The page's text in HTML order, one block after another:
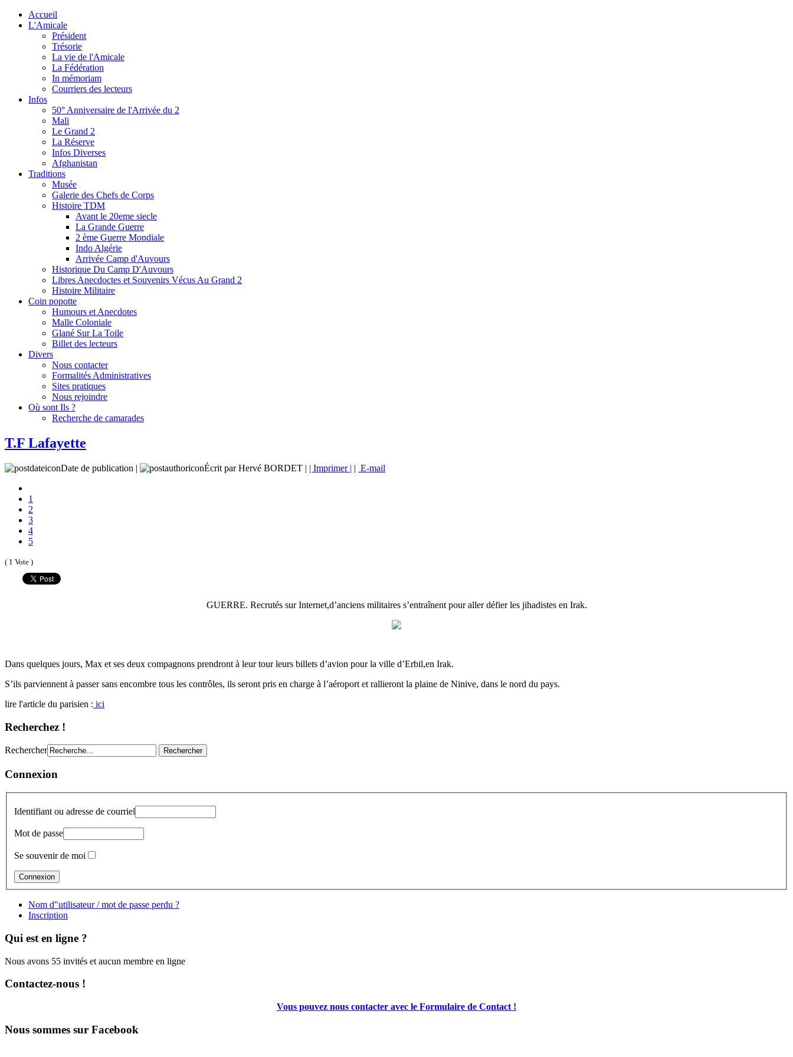
Accueil
L'Amicale
Président
Trésorie
La vie de l'Amicale
La Fédération
In mémoriam
Courriers des lecteurs
Infos
50° Anniversaire de l'Arrivée du 2
Mali
Le Grand 2
La Réserve
Infos Diverses
Afghanistan
Traditions
Musée
Galerie des Chefs de Corps
Histoire TDM
Avant le 20eme siecle
La Grande Guerre
2 ème Guerre Mondiale
Indo Algérie
Arrivée Camp d'Auvours
Historique Du Camp D'Auvours
Libres Anecdoctes et Souvenirs Vécus Au Grand 2
Histoire Militaire
Coin popotte
Humours et Anecdotes
Malle Coloniale
Glané Sur La Toile
Billet des lecteurs
Divers
Nous contacter
Formalités Administratives
Sites pratiques
Nous rejoindre
Où sont Ils ?
Recherche de camarades
T.F Lafayette
Date de publication | Écrit par Hervé BORDET | | Imprimer | | E-mail
1
2
3
4
5
( 1 Vote )
GUERRE. Recrutés sur Internet,d’anciens militaires s’entraînent pour aller défier les jihadistes en Irak.
Dans quelques jours, Max et ses deux compagnons prendront à leur tour leurs billets d’avion pour la ville d’Erbil,en Irak.
S’ils parviennent à passer sans encombre tous les contrôles, ils seront pris en charge à l’aéroport et rallieront la plaine de Ninive, dans le nord du pays.
lire l'article du parisien : ici
Recherchez !
Rechercher
Connexion
Identifiant ou adresse de courriel
Mot de passe
Se souvenir de moi
Nom d"utilisateur / mot de passe perdu ?
Inscription
Qui est en ligne ?
Nous avons 55 invités et aucun membre en ligne
Contactez-nous !
Vous pouvez nous contacter avec le Formulaire de Contact !
Nous sommes sur Facebook